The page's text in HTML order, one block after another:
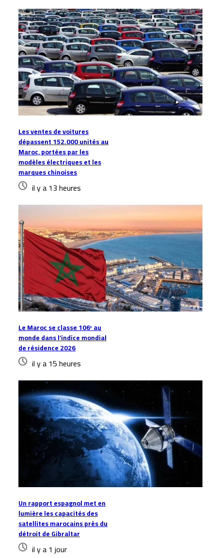
Les ventes de voitures
dépassent 152.000 unités au
Maroc, portées par les
modèles électriques et les
marques chinoises
il y a 13 heures
Le Maroc se classe 106ᵉ au
monde dans l’indice mondial
de résidence 2026
il y a 15 heures
Un rapport espagnol met en
lumière les capacités des
satellites marocains près du
détroit de Gibraltar
il y a 1 jour